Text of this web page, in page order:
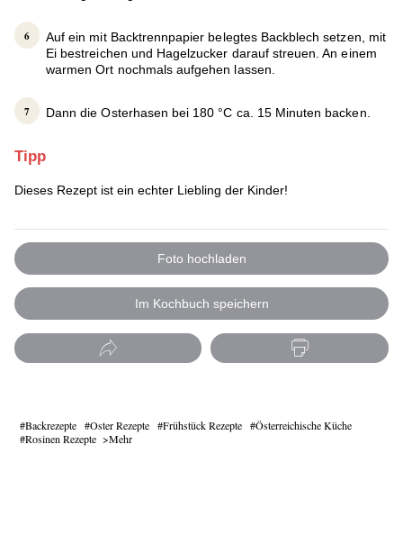
Auf ein mit Backtrennpapier belegtes Backblech setzen, mit
Ei bestreichen und Hagelzucker darauf streuen. An einem
warmen Ort nochmals aufgehen lassen.
Dann die Osterhasen bei 180 °C ca. 15 Minuten backen.
Tipp
Dieses Rezept ist ein echter Liebling der Kinder!
Foto hochladen
Im Kochbuch speichern
Backrezepte Oster Rezepte Frühstück Rezepte
Österreichische Küche
Rosinen Rezepte
Mehr